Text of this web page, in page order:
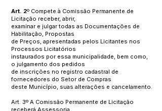
Art. 2º Compete à Comissão Permanente de
Licitação receber, abrir,
examinar e julgar todas as Documentações de
Habilitação, Propostas
de Preços, apresentadas pelos Licitantes nos
Processos Licitatórios
instaurados por essa municipalidade, bem como,
o julgamento dos pedidos
de inscrições no registro cadastral de
fornecedores do Setor de Compras
deste Município, suas alterações e cancelamento.
Art. 3º A Comissão Permanente de Licitação
receberá Assessoria